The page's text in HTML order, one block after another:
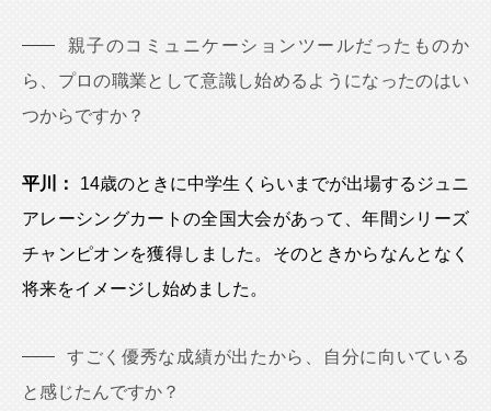
親子のコミュニケーションツールだったものか
ら、プロの職業として意識し始めるようになったのはい
つからですか？
平川：
14歳のときに中学生くらいまでが出場するジュニ
アレーシングカートの全国大会があって、年間シリーズ
チャンピオンを獲得しました。そのときからなんとなく
将来をイメージし始めました。
すごく優秀な成績が出たから、自分に向いている
と感じたんですか？